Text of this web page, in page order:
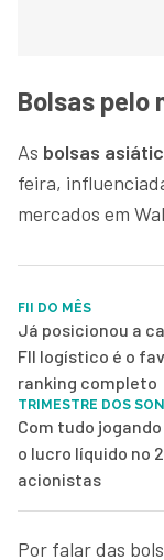
Bolsas pelo
As bolsas
feira,
mercados em
FII DO MÊS
Já posicionou a
FII logístico é o
ranking completo
TRIMESTRE DOS
Com tudo
o lucro líquido no
acionistas
Por falar das